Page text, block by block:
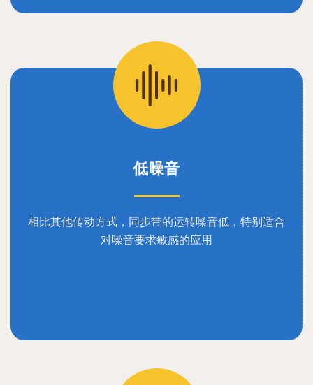
低噪音
相比其他传动方式，同步带的运转噪音低，特别适合
对噪音要求敏感的应用